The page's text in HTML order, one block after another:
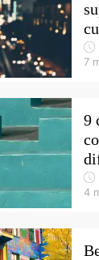
7
9
4